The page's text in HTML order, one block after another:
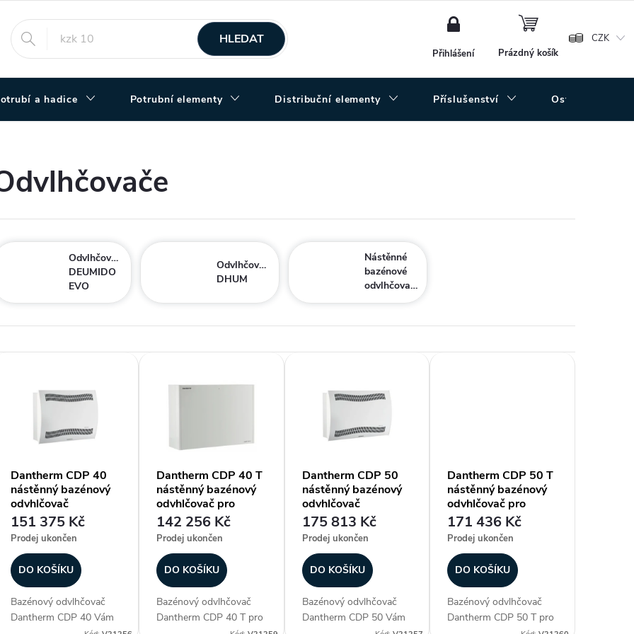
CZK
HLEDAT
Přihlášení
NÁKUPNÍ
Prázdný košík
a hadice Potrubní elementy Distribuční elementy Příslušenství Ostatní
Odvlhčovače
DEUMIDO
EVO
Odvlhčovače
DHUM
Nástěnné
bazénové
odvlhčovače
Dantherm
Dantherm CDP 40
nástěnný bazénový
odvhlčovač
151 375 Kč
Prodej ukončen
DO KOŠÍKU
Bazénový odvlhčovač
Dantherm CDP 40 Vám
Dantherm CDP 40 T
nástěnný bazénový
odvhlčovač pro
montáž do strojovny
142 256 Kč
Prodej ukončen
DO KOŠÍKU
Bazénový odvlhčovač
Dantherm CDP 40 T pro
Dantherm CDP 50
nástěnný bazénový
odvhlčovač
175 813 Kč
Prodej ukončen
DO KOŠÍKU
Bazénový odvlhčovač
Dantherm CDP 50 Vám
Dantherm CDP 50 T
nástěnný bazénový
odvhlčovač pro
montáž do strojovny
171 436 Kč
Prodej ukončen
DO KOŠÍKU
Bazénový odvlhčovač
Dantherm CDP 50 T pro